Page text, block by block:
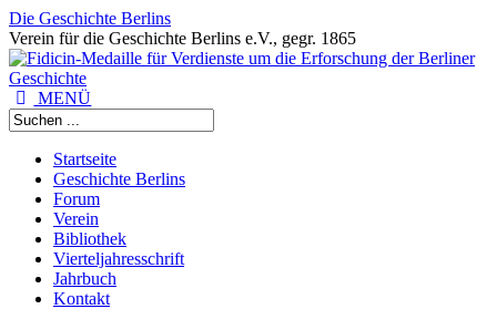
Die Geschichte Berlins
Verein für die Geschichte Berlins e.V., gegr. 1865
MENÜ
Startseite
Geschichte Berlins
Forum
Verein
Bibliothek
Vierteljahresschrift
Jahrbuch
Kontakt